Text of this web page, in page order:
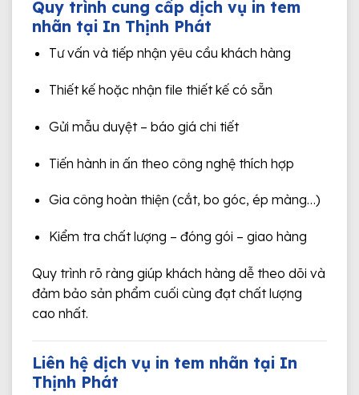
Quy trình cung cấp dịch vụ in tem
nhãn tại In Thịnh Phát
Tư vấn và tiếp nhận yêu cầu khách hàng
Thiết kế hoặc nhận file thiết kế có sẵn
Gửi mẫu duyệt – báo giá chi tiết
Tiến hành in ấn theo công nghệ thích hợp
Gia công hoàn thiện (cắt, bo góc, ép màng…)
Kiểm tra chất lượng – đóng gói – giao hàng
Quy trình rõ ràng giúp khách hàng dễ theo dõi và
đảm bảo sản phẩm cuối cùng đạt chất lượng
cao nhất.
Liên hệ dịch vụ in tem nhãn tại In
Thịnh Phát